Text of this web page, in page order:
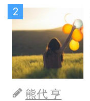
2
熊代 亨